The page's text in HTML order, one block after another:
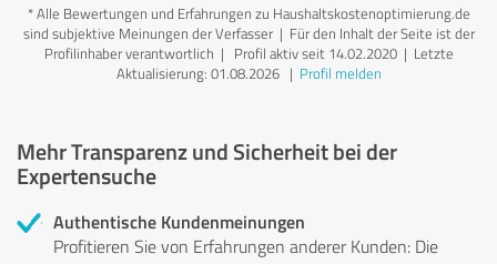
*Alle Bewertungen und Erfahrungen zu Haushaltskostenoptimierung.de
sind subjektive Meinungen der Verfasser | Für den Inhalt der Seite ist der
Profilinhaber verantwortlich | Profil aktiv seit 14.02.2020 | Letzte
Aktualisierung: 01.08.2026| Profil melden
Mehr Transparenz und Sicherheit bei der
Expertensuche
Authentische Kundenmeinungen
Profitieren Sie von Erfahrungen anderer Kunden: Die